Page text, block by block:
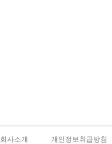
회사소개 개인정보취급방침